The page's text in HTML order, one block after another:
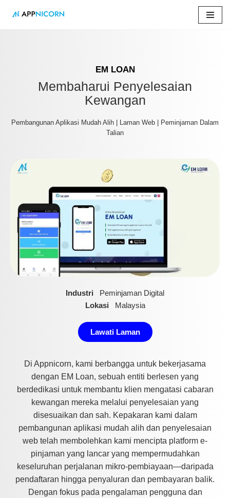
EM LOAN
Membaharui Penyelesaian
Kewangan
Pembangunan Aplikasi Mudah Alih | Laman Web | Peminjaman Dalam
Talian
Industri Peminjaman Digital
Lokasi Malaysia
Lawati Laman
Di Appnicorn, kami berbangga untuk bekerjasama
dengan EM Loan, sebuah entiti berlesen yang
berdedikasi untuk membantu klien mengatasi cabaran
kewangan mereka melalui penyelesaian yang
disesuaikan dan sah. Kepakaran kami dalam
pembangunan aplikasi mudah alih dan penyelesaian
web telah membolehkan kami mencipta platform e-
pinjaman yang lancar yang mempermudahkan
keseluruhan perjalanan mikro-pembiayaan—daripada
pendaftaran hingga penyaluran dan pembayaran balik.
Dengan fokus pada pengalaman pengguna dan